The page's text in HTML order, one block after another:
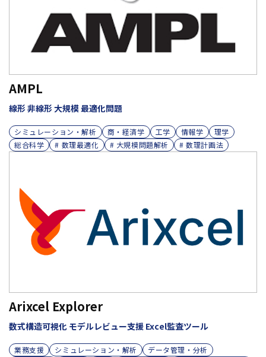
AMPL
線形 非線形 大規模 最適化問題
シミュレーション・解析 商・経済学 工学 情報学
理学
総合科学
# 数理最適化 # 大規模問題解析 # 数理計画法
Arixcel Explorer
数式構造可視化 モデルレビュー支援 Excel監査ツール
業務支援 シミュレーション・解析
データ管理・分析